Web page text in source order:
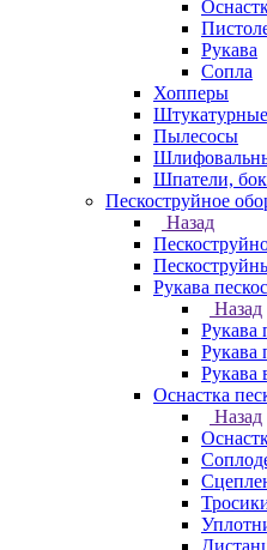
Рукава
Сопла
Хопперы
Пылесосы
Шпатели,
Пескоструйное
Назад
Рукава
Назад
Рукава
Рукава
Рукава
Оснастка
Назад